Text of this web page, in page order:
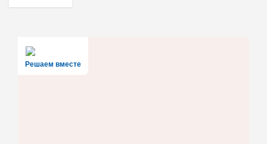
Решаем вместе